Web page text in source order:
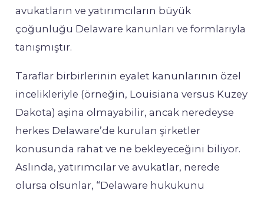
avukatların ve yatırımcıların büyük
çoğunluğu Delaware kanunları ve formlarıyla
tanışmıştır.
Taraflar birbirlerinin eyalet kanunlarının özel
incelikleriyle (örneğin, Louisiana versus Kuzey
Dakota) aşina olmayabilir, ancak neredeyse
herkes Delaware’de kurulan şirketler
konusunda rahat ve ne bekleyeceğini biliyor.
Aslında, yatırımcılar ve avukatlar, nerede
olursa olsunlar, “Delaware hukukunu